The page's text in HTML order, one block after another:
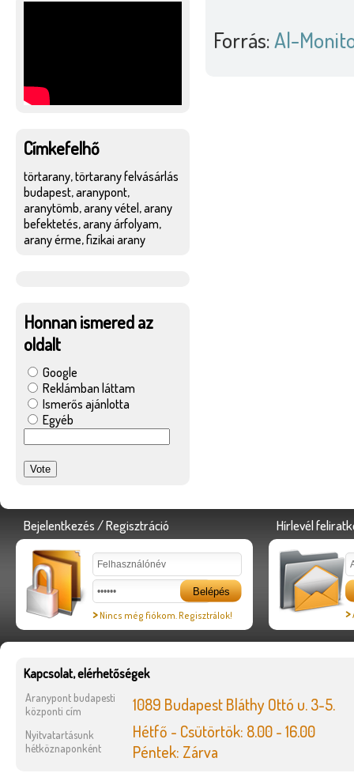
Címkefelhő
törtarany, törtarany felvásárlás
budapest, aranypont,
aranytömb, arany vétel, arany
befektetés, arany árfolyam,
arany érme, fizikai arany
Honnan ismered az
oldalt
Google
Reklámban láttam
Ismerős ajánlotta
Egyéb
Forrás:Al-
Bejelentkezés / Regisztráció
> Nincs még fiókom. Regisztrálok!
Hírlevél
>
Kapcsolat, elérhetőségek
Aranypont budapesti
központi cím
1089 Budapest Bláthy Ottó u. 3-5.
Nyitvatartásunk
hétköznaponként
Hétfő - Csütörtök: 8.00 - 16.00
Péntek: Zárva